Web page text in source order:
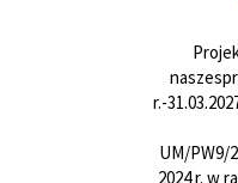
r.-
UM/PW9/
2024 r. w